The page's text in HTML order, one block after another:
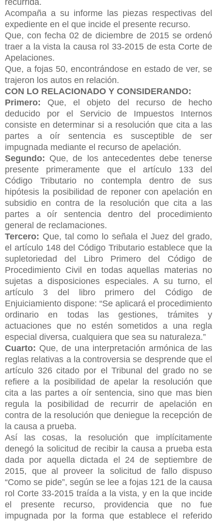
Acompaña a su informe las piezas respectivas del
expediente en el que incide el presente recurso.
Que, con fecha 02 de diciembre de 2015 se ordenó
traer a la vista la causa rol 33-2015 de esta Corte de
Apelaciones.
Que, a fojas 50, encontrándose en estado de ver, se
trajeron los autos en relación.
CON LO RELACIONADO Y CONSIDERANDO:
Primero: Que, el objeto del recurso de hecho
deducido por el Servicio de Impuestos Internos
consiste en determinar si a resolución que cita a las
partes a oír sentencia es susceptible de ser
impugnada mediante el recurso de apelación.
Segundo: Que, de los antecedentes debe tenerse
presente primeramente que el artículo 133 del
Código Tributario no contempla dentro de sus
hipótesis la posibilidad de reponer con apelación en
subsidio en contra de la resolución que cita a las
partes a oír sentencia dentro del procedimiento
general de reclamaciones.
Tercero: Que, tal como lo señala el Juez del grado,
el artículo 148 del Código Tributario establece que la
supletoriedad del Libro Primero del Código de
Procedimiento Civil en todas aquellas materias no
sujetas a disposiciones especiales. A su turno, el
artículo 3 del libro primero del Código de
Enjuiciamiento dispone: “Se aplicará el procedimiento
ordinario en todas las gestiones, trámites y
actuaciones que no estén sometidos a una regla
especial diversa, cualquiera que sea su naturaleza.”
Cuarto: Que, de una interpretación armónica de las
reglas relativas a la controversia se desprende que el
artículo 326 citado por el Tribunal del grado no se
refiere a la posibilidad de apelar la resolución que
cita a las partes a oír sentencia, sino que mas bien
regula la posibilidad de recurrir de apelación en
contra de la resolución que deniegue la recepción de
la causa a prueba.
Así las cosas, la resolución que implícitamente
denegó la solicitud de recibir la causa a prueba esta
dada por aquella dictada el 24 de septiembre de
2015, que al proveer la solicitud de fallo dispuso
“Como se pide”, según se lee a fojas 121 de la causa
rol Corte 33-2015 traída a la vista, y en la que incide
el presente recurso, providencia que no fue
impugnada por la forma que establece el referido